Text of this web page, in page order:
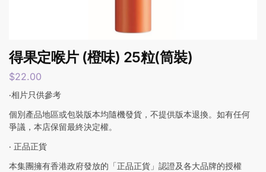
得果定喉片 (橙味) 25粒(筒裝)
$22.00
‧相片只供參考
個別產品地區或包裝版本均隨機發貨，不提供版本退換。如有任何
爭議，本店保留最終決定權。
‧ 正品正貨
本集團擁有香港政府發放的「正品正貨」認證及各大品牌的授權